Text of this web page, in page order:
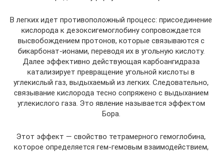
В легких идет противоположный процесс: присоединение
кислорода к дезоксигемоглобину сопровождается
высвобождением протонов, которые связываются с
бикарбонат-ионами, переводя их в угольную кислоту.
Далее эффективно действующая карбоангидраза
катализирует превращение угольной кислоты в
углекислый газ, выдыхаемый из легких. Следовательно,
связывание кислорода тесно сопряжено с выдыханием
углекислого газа. Это явление называется эффектом
Бора.
Этот эффект — свойство тетрамерного гемоглобина,
которое определяется гем-гемовым взаимодействием,